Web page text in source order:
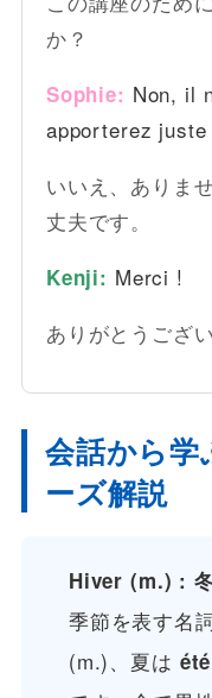
か？
Sophie: Non, il
apporterez
いいえ、ありま
丈夫です。
Kenji: Merci !
ありがとうござ
会話から学
ーズ解説
Hiver (m.) :
季節を表す名
(m.)、夏は été